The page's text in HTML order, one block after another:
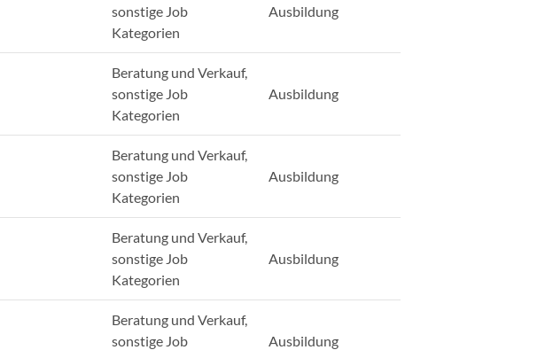
sonstige Job
Kategorien
Ausbildung
Beratung und Verkauf,
sonstige Job
Kategorien
Ausbildung
Beratung und Verkauf,
sonstige Job
Kategorien
Ausbildung
Beratung und Verkauf,
sonstige Job
Kategorien
Ausbildung
Beratung und Verkauf,
sonstige Job
Ausbildung